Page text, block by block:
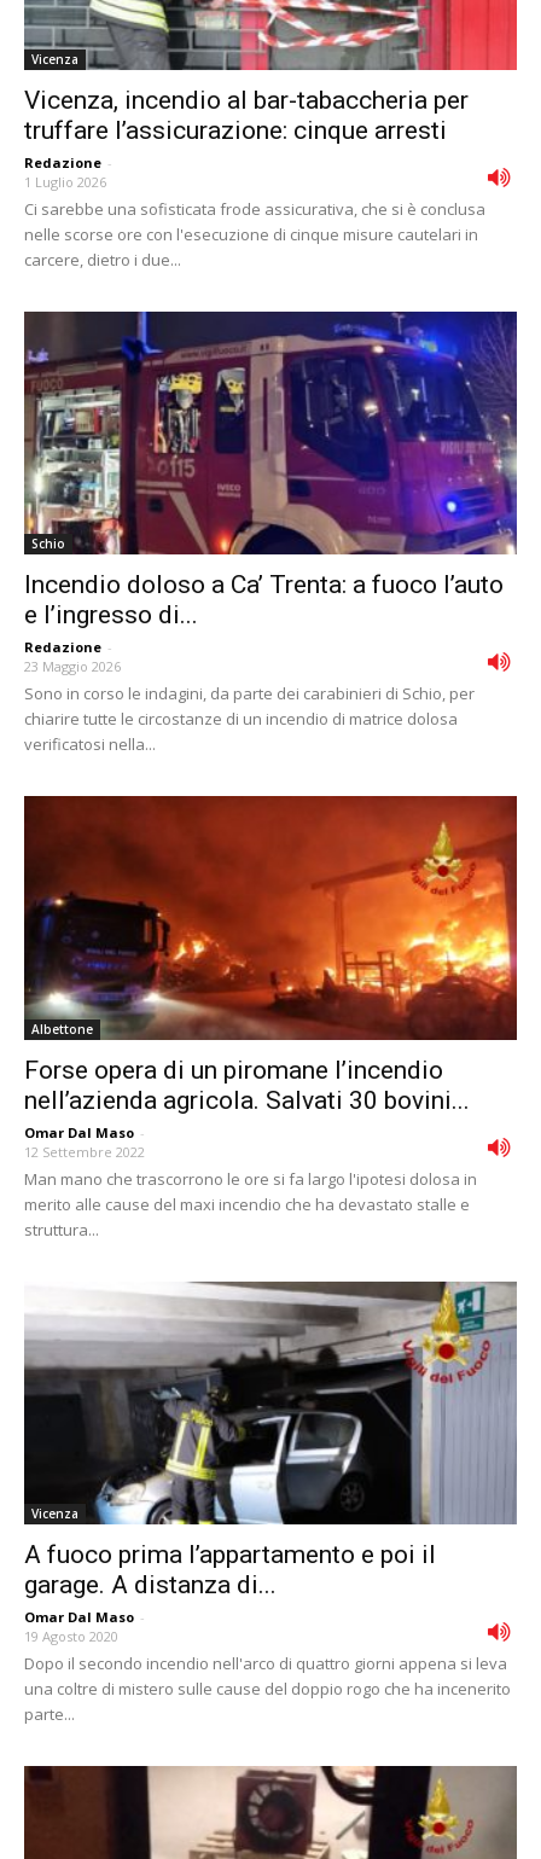
Vicenza
Vicenza, incendio al bar-tabaccheria per
truffare l’assicurazione: cinque arresti
Redazione -
1 Luglio 2026
Ci sarebbe una sofisticata frode assicurativa, che si è conclusa
nelle scorse ore con l'esecuzione di cinque misure cautelari in
carcere, dietro i due...
Schio
Incendio doloso a Ca’ Trenta: a fuoco l’auto
e l’ingresso di...
Redazione -
23 Maggio 2026
Sono in corso le indagini, da parte dei carabinieri di Schio, per
chiarire tutte le circostanze di un incendio di matrice dolosa
verificatosi nella...
Albettone
Forse opera di un piromane l’incendio
nell’azienda agricola. Salvati 30 bovini...
Omar Dal Maso -
12 Settembre 2022
Man mano che trascorrono le ore si fa largo l'ipotesi dolosa in
merito alle cause del maxi incendio che ha devastato stalle e
struttura...
Vicenza
A fuoco prima l’appartamento e poi il
garage. A distanza di...
Omar Dal Maso -
19 Agosto 2020
Dopo il secondo incendio nell'arco di quattro giorni appena si leva
una coltre di mistero sulle cause del doppio rogo che ha incenerito
parte...